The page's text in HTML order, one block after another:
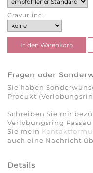
Gravur incl.
Fragen oder
Sie haben
Produkt
Schreiben Sie mir
Verlobungsring
Sie mein
auch eine Nachricht
Details